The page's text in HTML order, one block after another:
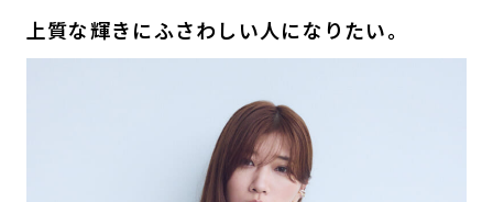
上質な輝きにふさわしい人になりたい。